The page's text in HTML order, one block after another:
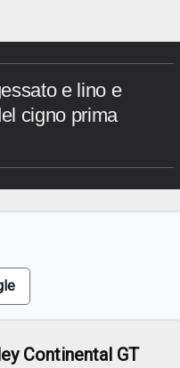
e lino e
cigno prima
Continental GT